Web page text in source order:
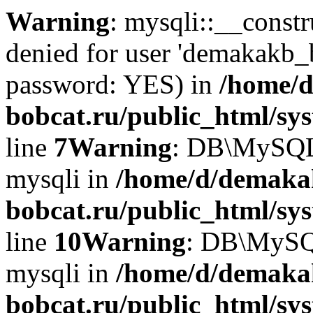
Warning:
denied for user
password: YES) in /home/
bobcat.ru/public_html/
line 7Warning:
mysqli in /home/d/
bobcat.ru/public_html/
line 10Warning:
mysqli in /home/d/
bobcat.ru/public_html/